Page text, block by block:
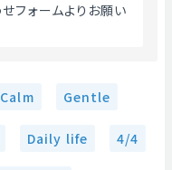
フォームよりお願い
Calm Gentle
Daily life 4/4